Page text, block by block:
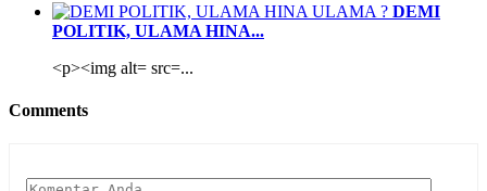
DEMI
POLITIK, ULAMA HINA...
<p><img alt= src=...
Comments